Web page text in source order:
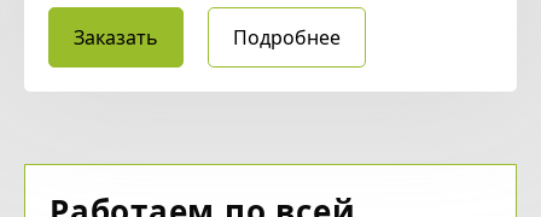
Заказать Подробнее